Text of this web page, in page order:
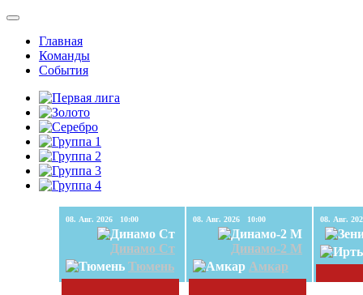
Главная
Команды
События
08. Авг. 2026 10:00
Динамо Ст
Тюмень
08. Авг. 2026 10:00
Динамо-2 М
Амкар